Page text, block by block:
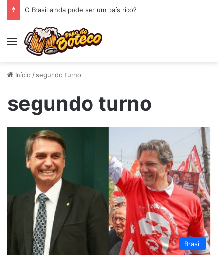
O Brasil ainda pode ser um país rico?
Menu
Início / segundo turno
segundo turno
Brasil